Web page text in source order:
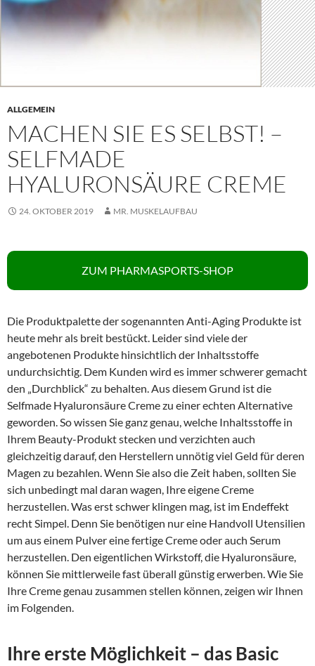
ALLGEMEIN
MACHEN SIE ES SELBST! –
SELFMADE
HYALURONSÄURE CREME
24. OKTOBER 2019 MR. MUSKELAUFBAU
ZUM PHARMASPORTS-SHOP
Die Produktpalette der sogenannten Anti-Aging Produkte ist
heute mehr als breit bestückt. Leider sind viele der
angebotenen Produkte hinsichtlich der Inhaltsstoffe
undurchsichtig. Dem Kunden wird es immer schwerer gemacht
den „Durchblick“ zu behalten. Aus diesem Grund ist die
Selfmade Hyaluronsäure Creme zu einer echten Alternative
geworden. So wissen Sie ganz genau, welche Inhaltsstoffe in
Ihrem Beauty-Produkt stecken und verzichten auch
gleichzeitig darauf, den Herstellern unnötig viel Geld für deren
Magen zu bezahlen. Wenn Sie also die Zeit haben, sollten Sie
sich unbedingt mal daran wagen, Ihre eigene Creme
herzustellen. Was erst schwer klingen mag, ist im Endeffekt
recht Simpel. Denn Sie benötigen nur eine Handvoll Utensilien
um aus einem Pulver eine fertige Creme oder auch Serum
herzustellen. Den eigentlichen Wirkstoff, die Hyaluronsäure,
können Sie mittlerweile fast überall günstig erwerben. Wie Sie
Ihre Creme genau zusammen stellen können, zeigen wir Ihnen
im Folgenden.
Ihre erste Möglichkeit – das Basic